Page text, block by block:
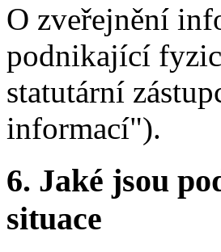
O zveřejnění
podnikající
statutární
informací").
6. Jaké jsou
situace